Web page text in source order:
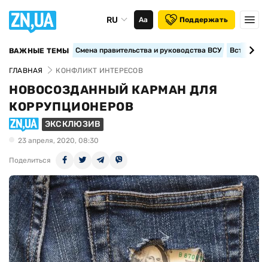
RU Аа Поддержать
ВАЖНЫЕ ТЕМЫ Смена правительства и руководства ВСУ
ГЛАВНАЯ КОНФЛИКТ ИНТЕРЕСОВ
НОВОСОЗДАННЫЙ КАРМАН ДЛЯ
КОРРУПЦИОНЕРОВ
ЭКСКЛЮЗИВ
23 апреля, 2020, 08:30
Поделиться